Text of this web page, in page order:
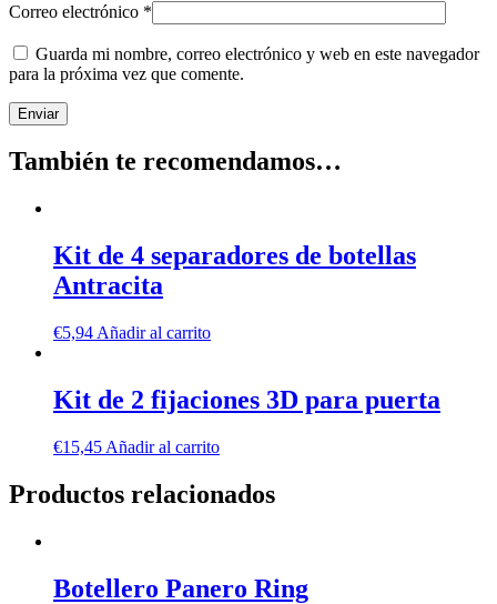
Correo electrónico *
Guarda mi nombre, correo electrónico y web en este navegador
para la próxima vez que comente.
También te recomendamos…
Kit de 4 separadores de botellas
Antracita
€5,94 Añadir al carrito
Kit de 2 fijaciones 3D para puerta
€15,45 Añadir al carrito
Productos relacionados
Botellero Panero Ring